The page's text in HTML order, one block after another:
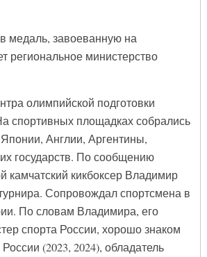
медаль, завоеванную на
региональное министерство
олимпийской подготовки
спортивных площадках собрались
Англии, Аргентины,
государств. По сообщению
камчатский кикбоксер Владимир
Сопровождал спортсмена в
По словам Владимира, его
спорта России, хорошо знаком
(2023, 2024), обладатель